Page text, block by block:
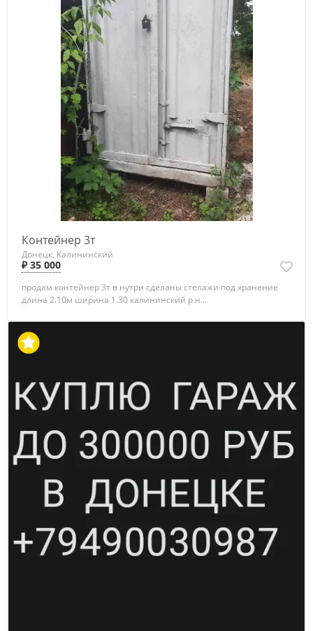
Контейнер 3т
Донецк, Калининский
₽ 35 000
продам контейнер 3т в нутри сделаны стелажи под хранение
длина 2.10м ширина 1.30 калининский р н...